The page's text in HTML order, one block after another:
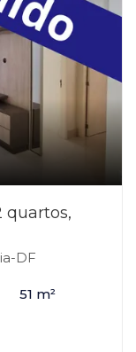
quartos,
DF
51 m²